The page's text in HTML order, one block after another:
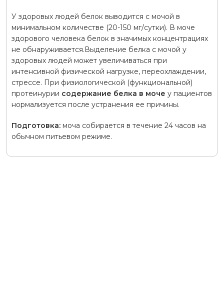
У здоровых людей белок выводится с мочой в
минимальном количестве (20-150 мг/сутки). В моче
здорового человека белок в значимых концентрациях
не обнаруживается.Выделение белка с мочой у
здоровых людей может увеличиваться при
интенсивной физической нагрузке, переохлаждении,
стрессе. При физиологической (функциональной)
протеинурии содержание белка в моче у пациентов
нормализуется после устранения ее причины.
Подготовка:моча собирается в течение 24 часов на
обычном питьевом режиме.